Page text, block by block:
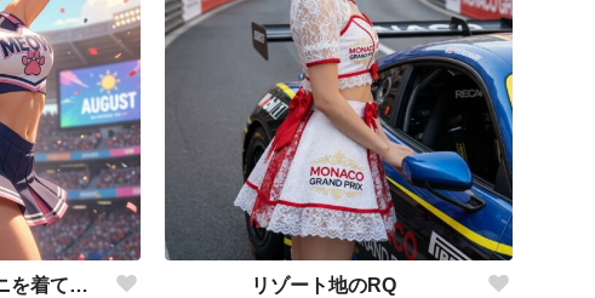
猫をモチーフにしたユニを着て応援 リゾート地のRQ